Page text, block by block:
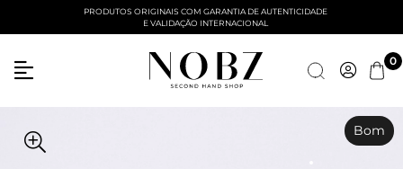
Entre com email ou cpf/cnpj
PRODUTOS ORIGINAIS COM GARANTIA DE AUTENTICIDADE
E VALIDAÇÃO INTERNACIONAL
0
Bom